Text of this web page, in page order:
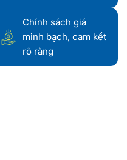
Chính sách giá
minh bạch, cam kết
rõ ràng